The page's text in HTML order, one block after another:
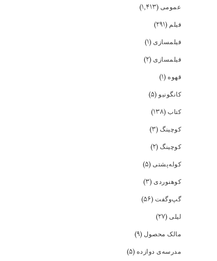
عمومی (۱,۴۱۳)
فیلم (۲۹۱)
فیلمسازی (۱)
فیلمسازی (۲)
قهوه (۱)
کانگونیو(۵)
کتاب (۱۳۸)
کوچینگ (۳)
کوچینگ (۲)
کوله‌پشتی (۵)
کوهنوردی (۳)
گپ‌و‌گفت (۵۶)
لیلی (۲۷)
مالک محصول (۹)
مدرسه‌ی دوازده (۵)